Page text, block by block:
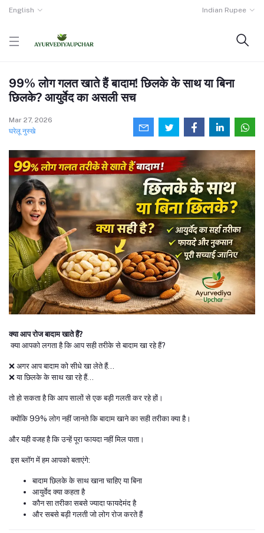
English Indian Rupee
99% लोग गलत खाते हैं बादाम! छिलके के साथ या बिना
छिलके? आयुर्वेद का असली सच
Mar 27, 2026
घरेलू नुस्खे
क्या आप रोज बादाम खाते हैं?
क्या आपको लगता है कि आप सही तरीके से बादाम खा रहे हैं?
❌ अगर आप बादाम को सीधे खा लेते हैं…
❌ या छिलके के साथ खा रहे हैं…
तो हो सकता है कि आप सालों से एक बड़ी गलती कर रहे हों।
क्योंकि 99% लोग नहीं जानते कि बादाम खाने का सही तरीका क्या है।
और यही वजह है कि उन्हें पूरा फायदा नहीं मिल पाता।
इस ब्लॉग में हम आपको बताएंगे:
बादाम छिलके के साथ खाना चाहिए या बिना
आयुर्वेद क्या कहता है
कौन सा तरीका सबसे ज्यादा फायदेमंद है
और सबसे बड़ी गलती जो लोग रोज करते हैं